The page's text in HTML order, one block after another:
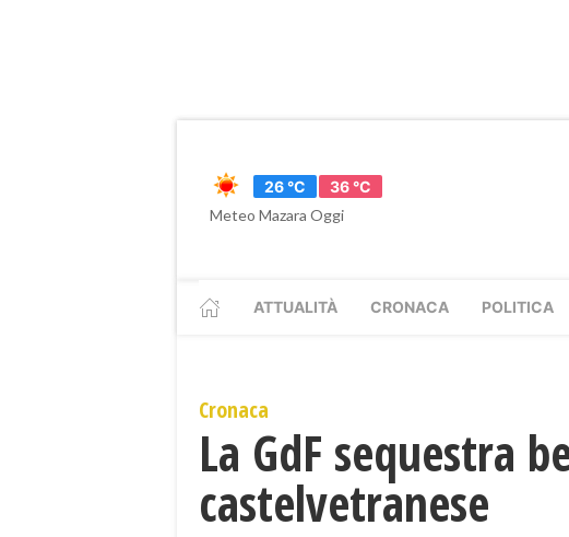
26 °C
36 °C
Meteo Mazara Oggi
ATTUALITÀ CRONACA POLITICA
Cronaca
La GdF sequestra
castelvetranese